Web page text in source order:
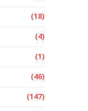
(18)
(4)
(1)
(46)
(147)